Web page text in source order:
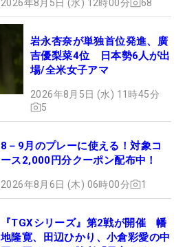
2026年8月5日 (水) 12時00分 68
岩永杏奈が単独首位発進、廣
吉優梨菜4位 日本勢6人が出
場/全米女子アマ
2026年8月5日 (水) 11時45分
5
8－9月のプレーに使える！対象コ
ース2,000円分クーポン配布中！
2026年8月6日 (木) 06時00分 1
『TGXシリーズ』第2戦が開催 幡
地隆寛、田辺ひかり、小倉彩愛の中